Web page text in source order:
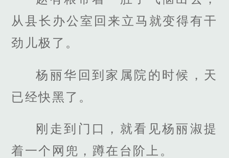
从县长办公室回来立马就变得有干
劲儿极了。
杨丽华回到家属院的时候，天
已经快黑了。
刚走到门口，就看见杨丽淑提
着一个网兜，蹲在台阶上。